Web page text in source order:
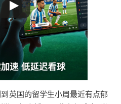
英国的留学生小周最近有点郁